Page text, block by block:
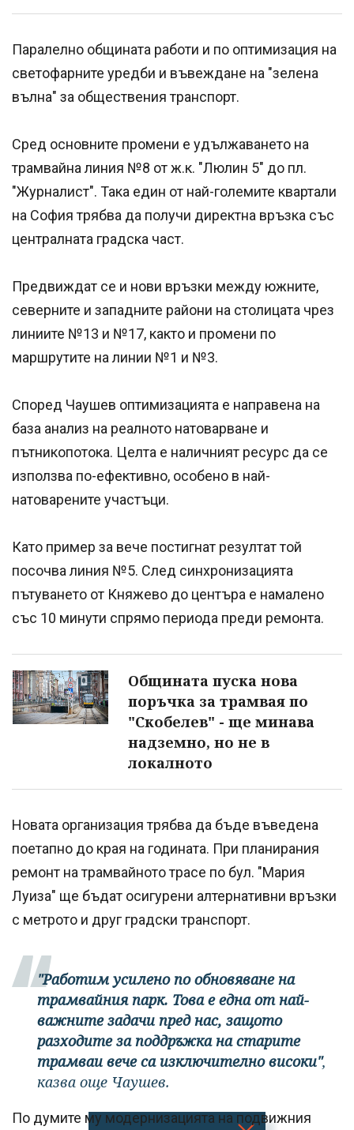
Паралелно общината работи и по оптимизация на
светофарните уредби и въвеждане на "зелена
вълна" за обществения транспорт.
Сред основните промени е удължаването на
трамвайна линия №8 от ж.к. "Люлин 5" до пл.
"Журналист". Така един от най-големите квартали
на София трябва да получи директна връзка със
централната градска част.
Предвиждат се и нови връзки между южните,
северните и западните райони на столицата чрез
линиите №13 и №17, както и промени по
маршрутите на линии №1 и №3.
Според Чаушев оптимизацията е направена на
база анализ на реалното натоварване и
пътникопотока. Целта е наличният ресурс да се
използва по-ефективно, особено в най-
натоварените участъци.
Като пример за вече постигнат резултат той
посочва линия №5. След синхронизацията
пътуването от Княжево до центъра е намалено
със 10 минути спрямо периода преди ремонта.
Общината пуска нова
поръчка за трамвая по
"Скобелев" - ще минава
надземно, но не в
локалното
Новата организация трябва да бъде въведена
поетапно до края на годината. При планирания
ремонт на трамвайното трасе по бул. "Мария
Луиза" ще бъдат осигурени алтернативни връзки
с метрото и друг градски транспорт.
"Работим усилено по обновяване на
трамвайния парк. Това е една от най-
важните задачи пред нас, защото
разходите за поддръжка на старите
трамваи вече са изключително високи",
казва още Чаушев.
По думите му модернизацията на подвижния